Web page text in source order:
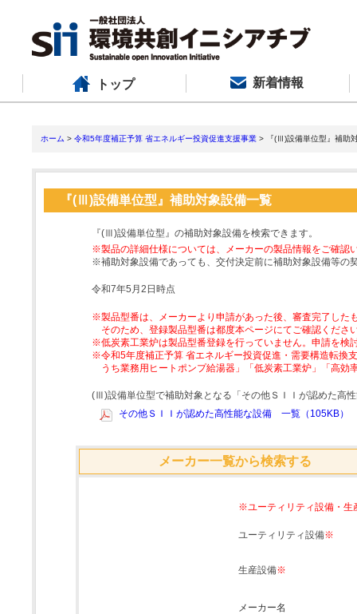
トップ 新着情報
ホーム > 令和5年度補正予算 省エネルギー投資促進支援事業 > 『(Ⅲ)設備単位型』補助
『(Ⅲ)設備単位型』補助対象設備一覧
『(Ⅲ)設備単位型』の補助対象設備を検索できます。
※製品の詳細仕様については、メーカーの製品情報をご確認
※補助対象設備であっても、交付決定前に補助対象設備等の
令和7年5月2日時点
※製品型番は、メーカーより申請があった後、審査完了した
そのため、登録製品型番は都度本ページにてご確認くださ
※低炭素工業炉は製品型番登録を行っていません。申請を検
※令和5年度補正予算 省エネルギー投資促進・需要構造転換
うち業務用ヒートポンプ給湯器」「低炭素工業炉」「高
(Ⅲ)設備単位型で補助対象となる「その他ＳＩＩが認めた高
その他ＳＩＩが認めた高性能な設備 一覧（105KB）
メーカー一覧から検索する
※ユーティリティ設備・生
ユーティリティ設備※
生産設備※
メーカー名